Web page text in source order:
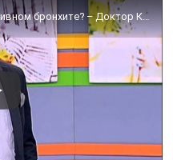
Чего нельзя делать при обструктивном бронхите? – Доктор Комаровский